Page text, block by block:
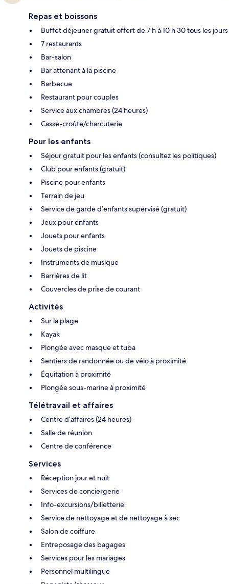
Repas et boissons
Buffet déjeuner gratuit offert de 7 h à 10 h 30 tous les jours
7 restaurants
Bar-salon
Bar attenant à la piscine
Barbecue
Restaurant pour couples
Service aux chambres (24 heures)
Casse-croûte/charcuterie
Pour les enfants
Séjour gratuit pour les enfants (consultez les politiques)
Club pour enfants (gratuit)
Piscine pour enfants
Terrain de jeu
Service de garde d’enfants supervisé (gratuit)
Jeux pour enfants
Jouets pour enfants
Jouets de piscine
Instruments de musique
Barrières de lit
Couvercles de prise de courant
Activités
Sur la plage
Kayak
Plongée avec masque et tuba
Sentiers de randonnée ou de vélo à proximité
Équitation à proximité
Plongée sous-marine à proximité
Télétravail et affaires
Centre d’affaires (24 heures)
Salle de réunion
Centre de conférence
Services
Réception jour et nuit
Services de conciergerie
Info-excursions/billetterie
Service de nettoyage et de nettoyage à sec
Salon de coiffure
Entreposage des bagages
Services pour les mariages
Personnel multilingue